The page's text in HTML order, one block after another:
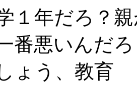
１年だろ？
番悪いんだ
ょう、教育